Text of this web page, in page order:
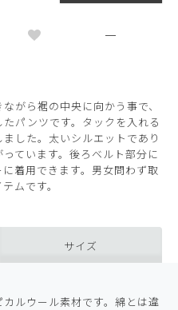
—
がら裾の中央に向かう事で、
パンツです。タックを入れる
した。太いシルエットであり
ています。後ろベルト部分に
着用できます。男女問わず取
ムです。
サイズ
ルウール素材です。綿とは違